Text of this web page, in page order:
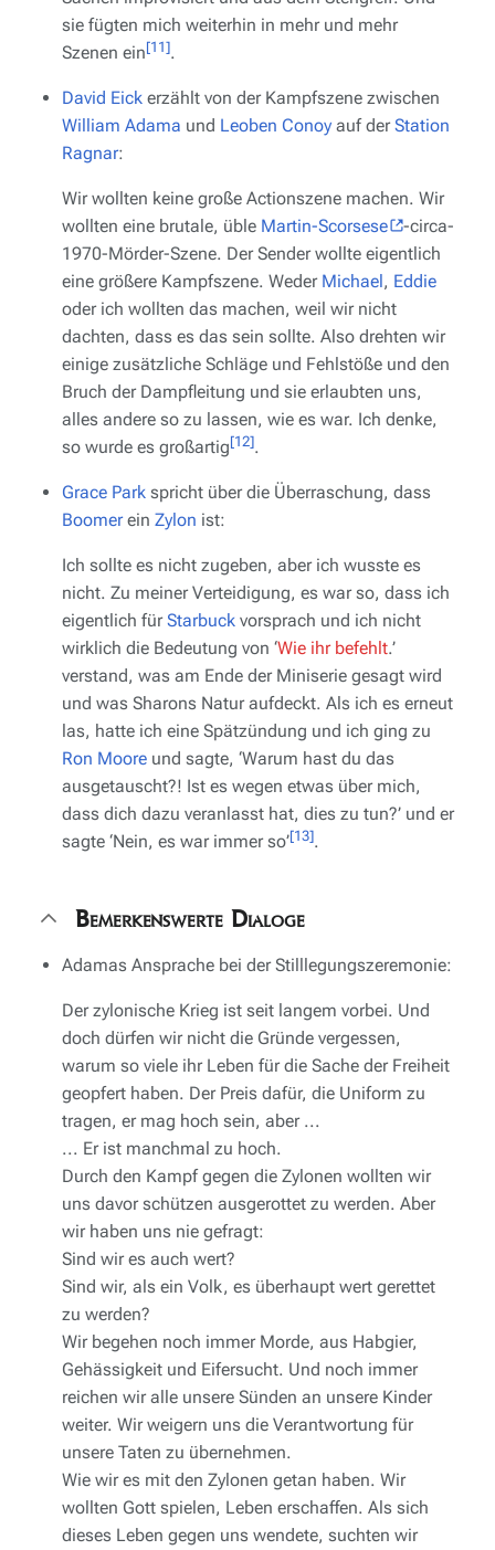
sie fügten mich weiterhin in mehr und mehr
Szenen ein[11].
David Eick erzählt von der Kampfszene zwischen
William Adama und Leoben Conoy auf derStation
Ragnar:
Wir wollten keine große Actionszene machen. Wir
wollten eine brutale, üble Martin-Scorsese
-circa-
1970-Mörder-Szene. Der Sender wollte eigentlich
eine größere Kampfszene. Weder Michael, Eddie
oder ich wollten das machen, weil wir nicht
dachten, dass es das sein sollte. Also drehten wir
einige zusätzliche Schläge und Fehlstöße und den
Bruch der Dampfleitung und sie erlaubten uns,
alles andere so zu lassen, wie es war. Ich denke,
so wurde es großartig[12].
Grace Park spricht über die Überraschung, dass
Boomerein Zylon ist:
Ich sollte es nicht zugeben, aber ich wusste es
nicht. Zu meiner Verteidigung, es war so, dass ich
eigentlich fürStarbuck vorsprach und ich nicht
wirklich die Bedeutung von ‘Wie ihr befehlt.’
verstand, was am Ende der Miniserie gesagt wird
und was Sharons Natur aufdeckt. Als ich es erneut
las, hatte ich eine Spätzündung und ich ging zu
Ron Moore und sagte, ‘Warum hast du das
ausgetauscht?! Ist es wegen etwas über mich,
dass dich dazu veranlasst hat, dies zu tun?’ und er
sagte ‘Nein, es war immer so’[13].
Bemerkenswerte Dialoge
Adamas Ansprache bei der Stilllegungszeremonie:
Der zylonische Krieg ist seit langem vorbei. Und
doch dürfen wir nicht die Gründe vergessen,
warum so viele ihr Leben für die Sache der Freiheit
geopfert haben. Der Preis dafür, die Uniform zu
tragen, er mag hoch sein, aber ...
... Er ist manchmal zu hoch.
Durch den Kampf gegen die Zylonen wollten wir
uns davor schützen ausgerottet zu werden. Aber
wir haben uns nie gefragt:
Sind wir es auch wert?
Sind wir, als ein Volk, es überhaupt wert gerettet
zu werden?
Wir begehen noch immer Morde, aus Habgier,
Gehässigkeit und Eifersucht. Und noch immer
reichen wir alle unsere Sünden an unsere Kinder
weiter. Wir weigern uns die Verantwortung für
unsere Taten zu übernehmen.
Wie wir es mit den Zylonen getan haben. Wir
wollten Gott spielen, Leben erschaffen. Als sich
dieses Leben gegen uns wendete, suchten wir